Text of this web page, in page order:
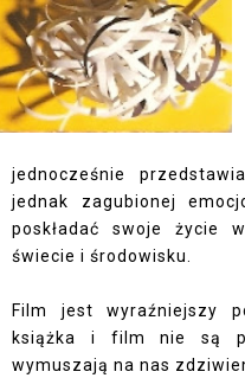
jednocześnie
jednak zagubionej
poskładać swoje życie
świecie i środowisku.
Film jest wyraźniejszy
książka i film nie są
wymuszają na nas